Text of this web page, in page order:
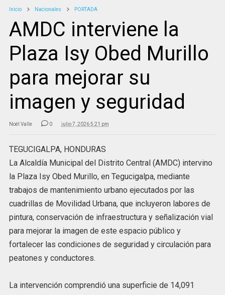
Inicio Nacionales PORTADA
AMDC interviene la
Plaza Isy Obed Murillo
para mejorar su
imagen y seguridad
Noél Valle 0 julio 7, 2026 5:21 pm
TEGUCIGALPA, HONDURAS
La Alcaldía Municipal del Distrito Central (AMDC) intervino
la Plaza Isy Obed Murillo, en Tegucigalpa, mediante
trabajos de mantenimiento urbano ejecutados por las
cuadrillas de Movilidad Urbana, que incluyeron labores de
pintura, conservación de infraestructura y señalización vial
para mejorar la imagen de este espacio público y
fortalecer las condiciones de seguridad y circulación para
peatones y conductores.
La intervención comprendió una superficie de 14,091